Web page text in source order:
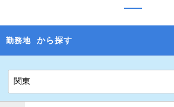
勤務地 から探す